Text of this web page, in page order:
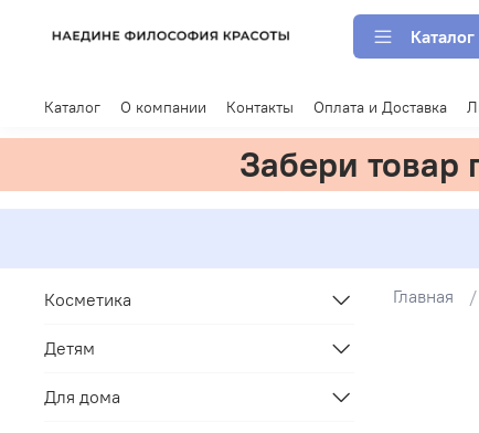
Каталог
Каталог О компании Контакты Оплата и Доставка
Забери
Главная
Косметика
Детям
Для дома